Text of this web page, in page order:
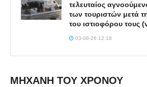
τελευταίος
των τουριστών μετά
του ιστιοφόρου τους
03-08-26 12:18
ΜΗΧΑΝΗ ΤΟΥ ΧΡΟΝΟΥ